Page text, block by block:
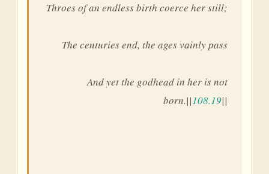
Throes of an endless birth coerce her still;
The centuries end, the ages vainly pass
And yet the godhead in her is not
born.||108.19||